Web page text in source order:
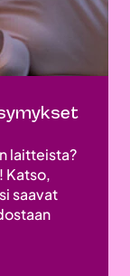
laitteista?
Katso,
saavat